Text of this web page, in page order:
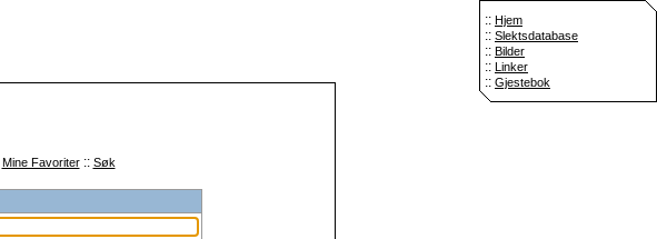
:: Hjem
:: Slektsdatabase
:: Bilder
:: Linker
:: Gjestebok
Mine Favoriter:: Søk